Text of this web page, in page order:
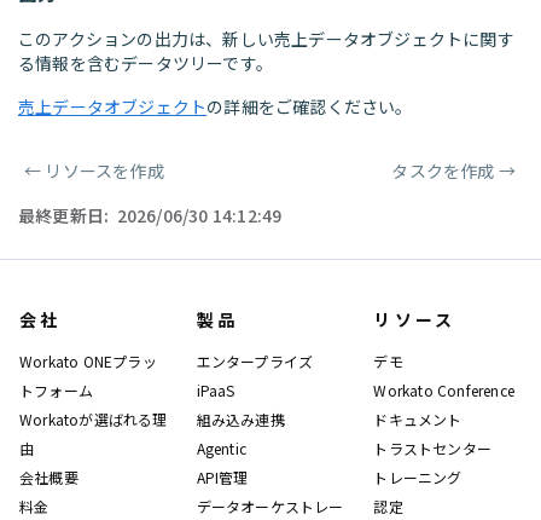
このアクションの出力は、新しい売上データオブジェクトに関す
る情報を含むデータツリーです。
売上データオブジェクトの詳細をご確認ください。
ページャー
← リソースを作成 タスクを作成 →
最終更新日: 2026/06/30 14:12:49
会社
Workato ONEプラッ
トフォーム
Workatoが選ばれる理
由
会社概要
料金
製品
エンタープライズ
iPaaS
組み込み連携
Agentic
API管理
データオーケストレー
リソース
デモ
Workato Conference
ドキュメント
トラストセンター
トレーニング
認定